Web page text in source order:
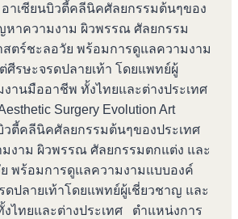
าเซียนบิวตี้คลีนิคศัลยกรรมต้นๆของ
หาความงาม ผิวพรรณ ศัลยกรรม
สตร์ชะลอวัย พร้อมการดูแลความงาม
ศีรษะจรดปลายเท้า โดยแพทย์ผู้
านมืออาชีพ ทั้งไทยและต่างประเทศ
Surgery Evolution Art
วตี้คลีนิคศัลยกรรมต้นๆของประเทศ
งาม ผิวพรรณ ศัลยกรรมตกแต่ง และ
พร้อมการดูแลความงามแบบองค์
ดปลายเท้าโดยแพทย์ผู้เชี่ยวชาญ และ
ไทยและต่างประเทศ ตำแหน่งการ